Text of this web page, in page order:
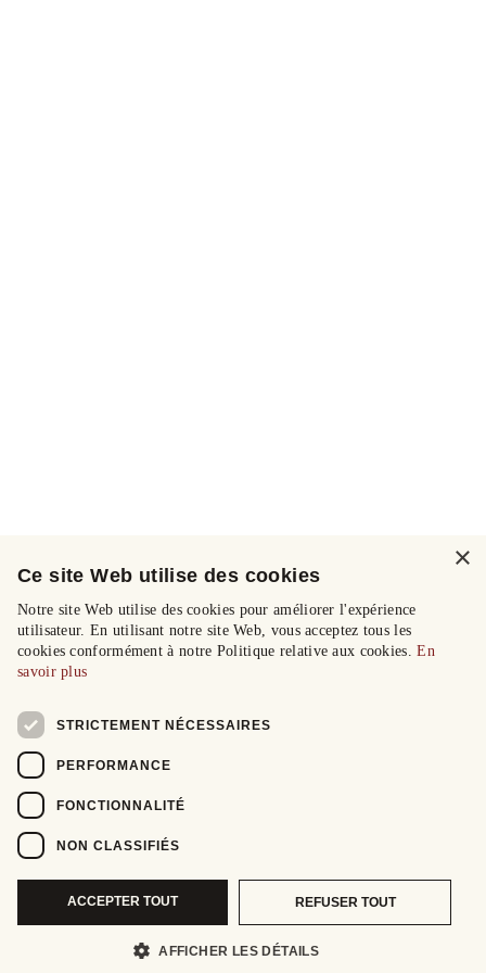
×
Ce site Web utilise des cookies
Notre site Web utilise des cookies pour améliorer l'expérience
utilisateur. En utilisant notre site Web, vous acceptez tous les
cookies conformément à notre Politique relative aux cookies.En
savoir plus
STRICTEMENT NÉCESSAIRES
PERFORMANCE
FONCTIONNALITÉ
NON CLASSIFIÉS
ACCEPTER TOUT REFUSER TOUT
AFFICHER LES DÉTAILS